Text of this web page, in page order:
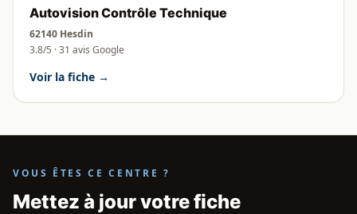
Autovision Contrôle Technique
62140 Hesdin
3.8/5 · 31 avis Google
Voir la fiche →
VOUS ÊTES CE CENTRE ?
Mettez à jour votre fiche